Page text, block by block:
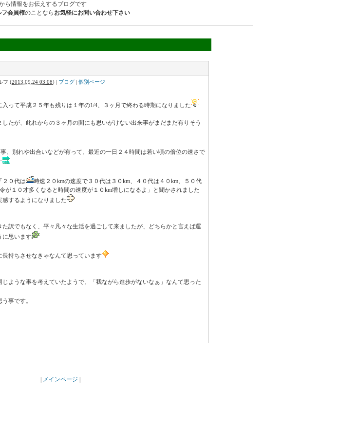
ら情報をお伝えするブログです
フ会員権のことなら お気軽にお問い合わせ下さい
フ (2013.09.24 03:08) | ブログ | 個別ページ
って平成２５年も残りは１年の1/4、３ヶ月で終わる時期になりました
たが、此れからの３ヶ月の間にも思いがけない出来事がまだまだ有りそう
、別れや出合いなどが有って、最近の一日２４時間は若い頃の倍位の速さで
２０代は
時速２０kmの速度で３０代は３０km、４０代は４０km、５０代
が１０才多くなると時間の速度が１０km増しになるよ」と聞かされました
するようになりました
訳でもなく、平々凡々な生活を過ごして来ましたが、どちらかと言えば運
に思います
持ちさせなきゃなんて思っています
ような事を考えていたようで、「我ながら進歩がないなぁ」なんて思った
事です。
メインページ